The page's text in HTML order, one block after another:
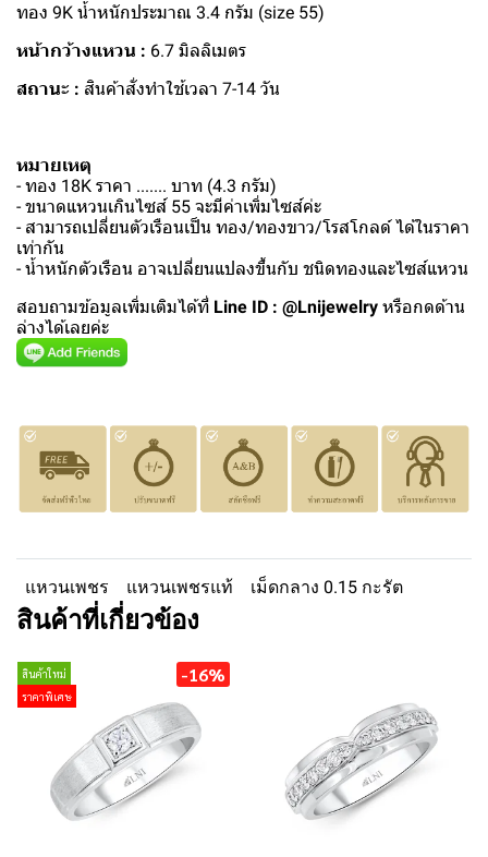
ทอง 9K น้ำหนักประมาณ 3.4 กรัม (size 55)
หน้ากว้างแหวน : 6.7 มิลลิเมตร
สถานะ : สินค้าสั่งทำใช้เวลา 7-14 วัน
หมายเหตุ
- ทอง 18K ราคา ....... บาท (4.3 กรัม)
- ขนาดแหวนเกินไซส์ 55 จะมีค่าเพิ่มไซส์ค่ะ
- สามารถเปลี่ยนตัวเรือนเป็น ทอง/ทองขาว/โรสโกลด์ ได้ในราคา
เท่ากัน
- น้ำหนักตัวเรือน อาจเปลี่ยนแปลงขึ้นกับ ชนิดทองและไซส์แหวน
สอบถามข้อมูลเพิ่มเติมได้ที่ Line ID : @Lnijewelry หรือกดด้าน
ล่างได้เลยค่ะ
แหวนเพชร แหวนเพชรแท้ เม็ดกลาง 0.15 กะรัต
สินค้าที่เกี่ยวข้อง
สินค้าใหม่
ราคาพิเศษ
-16%